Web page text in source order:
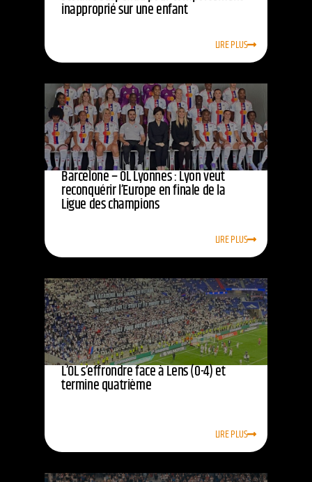
inapproprié sur une enfant
LIRE PLUS
Barcelone – OL Lyonnes : Lyon veut
reconquérir l’Europe en finale de la
Ligue des champions
LIRE PLUS
L’OL s’effrondre face à Lens (0-4) et
termine quatrième
LIRE PLUS